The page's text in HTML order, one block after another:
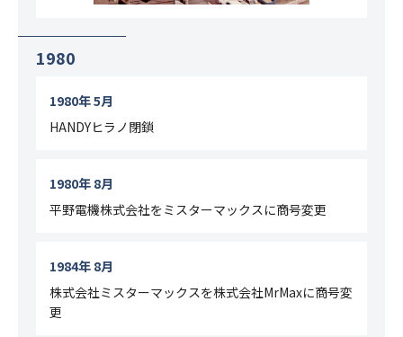
1980
1980年 5月
HANDYヒラノ閉鎖
1980年 8月
平野電機株式会社をミスターマックスに商号変更
1984年 8月
株式会社ミスターマックスを株式会社MrMaxに商号変
更